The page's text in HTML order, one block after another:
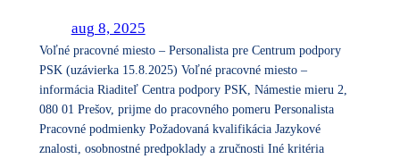
aug 8, 2025
Voľné pracovné miesto – Personalista pre Centrum podpory
PSK (uzávierka 15.8.2025) Voľné pracovné miesto –
informácia Riaditeľ Centra podpory PSK, Námestie mieru 2,
080 01 Prešov, prijme do pracovného pomeru Personalista
Pracovné podmienky Požadovaná kvalifikácia Jazykové
znalosti, osobnostné predpoklady a zručnosti Iné kritéria